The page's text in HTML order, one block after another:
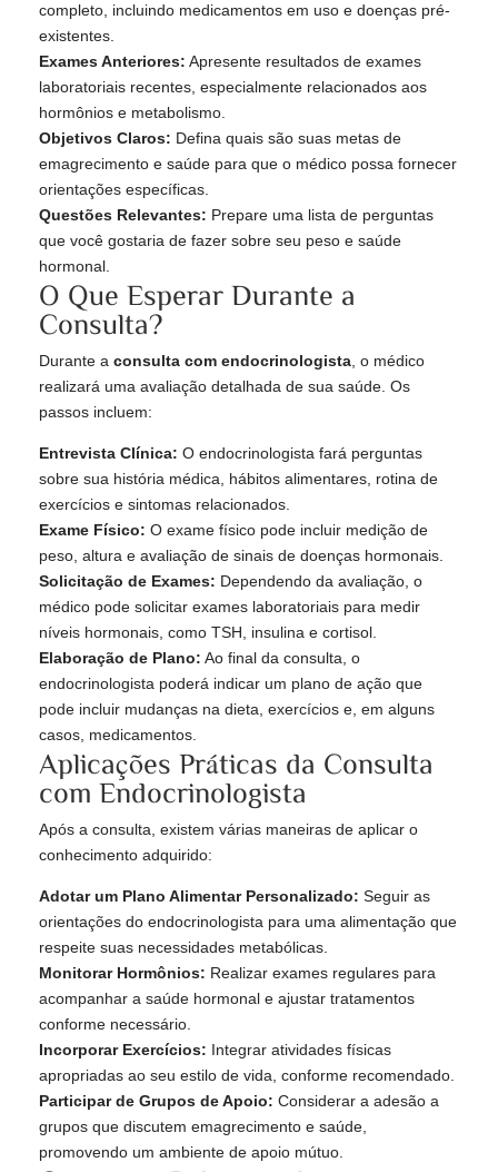
completo, incluindo medicamentos em uso e doenças pré-
existentes.
Exames Anteriores: Apresente resultados de exames
laboratoriais recentes, especialmente relacionados aos
hormônios e metabolismo.
Objetivos Claros: Defina quais são suas metas de
emagrecimento e saúde para que o médico possa fornecer
orientações específicas.
Questões Relevantes: Prepare uma lista de perguntas
que você gostaria de fazer sobre seu peso e saúde
hormonal.
O Que Esperar Durante a
Consulta?
Durante a consulta com endocrinologista, o médico
realizará uma avaliação detalhada de sua saúde. Os
passos incluem:
Entrevista Clínica: O endocrinologista fará perguntas
sobre sua história médica, hábitos alimentares, rotina de
exercícios e sintomas relacionados.
Exame Físico: O exame físico pode incluir medição de
peso, altura e avaliação de sinais de doenças hormonais.
Solicitação de Exames: Dependendo da avaliação, o
médico pode solicitar exames laboratoriais para medir
níveis hormonais, como TSH, insulina e cortisol.
Elaboração de Plano: Ao final da consulta, o
endocrinologista poderá indicar um plano de ação que
pode incluir mudanças na dieta, exercícios e, em alguns
casos, medicamentos.
Aplicações Práticas da Consulta
com Endocrinologista
Após a consulta, existem várias maneiras de aplicar o
conhecimento adquirido:
Adotar um Plano Alimentar Personalizado: Seguir as
orientações do endocrinologista para uma alimentação que
respeite suas necessidades metabólicas.
Monitorar Hormônios: Realizar exames regulares para
acompanhar a saúde hormonal e ajustar tratamentos
conforme necessário.
Incorporar Exercícios: Integrar atividades físicas
apropriadas ao seu estilo de vida, conforme recomendado.
Participar de Grupos de Apoio: Considerar a adesão a
grupos que discutem emagrecimento e saúde,
promovendo um ambiente de apoio mútuo.